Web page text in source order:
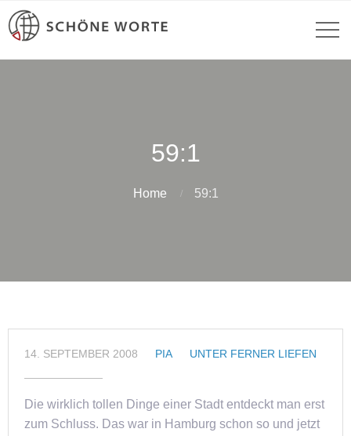
59:1
Home 59:1
14. SEPTEMBER 2008 PIA UNTER FERNER LIEFEN
Die wirklich tollen Dinge einer Stadt entdeckt man erst
zum Schluss. Das war in Hamburg schon so und jetzt